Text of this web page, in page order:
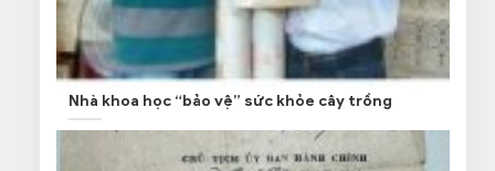
Nhà khoa học “bảo vệ” sức khỏe cây trồng